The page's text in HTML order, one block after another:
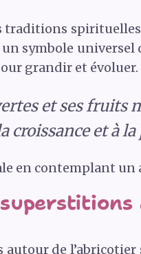
traditions
un symbole
grandir et évoluer.
et ses fruits
croissance et à
en contemplant un
de